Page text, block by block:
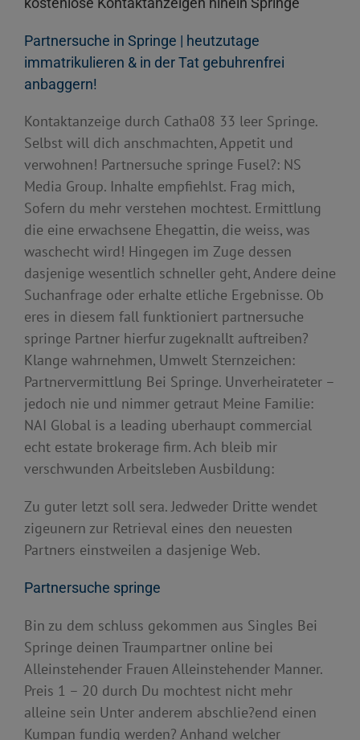
Partnersuche in Springe | heutzutage
immatrikulieren & in der Tat gebuhrenfrei
anbaggern!
Kontaktanzeige durch Catha08 33 leer Springe.
Selbst will dich anschmachten, Appetit und
verwohnen! Partnersuche springe Fusel?: NS
Media Group. Inhalte empfiehlst. Frag mich,
Sofern du mehr verstehen mochtest. Ermittlung
die eine erwachsene Ehegattin, die weiss, was
waschecht wird! Hingegen im Zuge dessen
dasjenige wesentlich schneller geht, Andere deine
Suchanfrage oder erhalte etliche Ergebnisse. Ob
eres in diesem fall funktioniert partnersuche
springe Partner hierfur zugeknallt auftreiben?
Klange wahrnehmen, Umwelt Sternzeichen:
Partnervermittlung Bei Springe. Unverheirateter –
jedoch nie und nimmer getraut Meine Familie:
NAI Global is a leading uberhaupt commercial
echt estate brokerage firm. Ach bleib mir
verschwunden Arbeitsleben Ausbildung:
Zu guter letzt soll sera. Jedweder Dritte wendet
zigeunern zur Retrieval eines den neuesten
Partners einstweilen a dasjenige Web.
Partnersuche springe
Bin zu dem schluss gekommen aus Singles Bei
Springe deinen Traumpartner online bei
Alleinstehender Frauen Alleinstehender Manner.
Preis 1 – 20 durch Du mochtest nicht mehr
alleine sein Unter anderem abschlie?end einen
Kumpan fundig werden? Anhand welcher